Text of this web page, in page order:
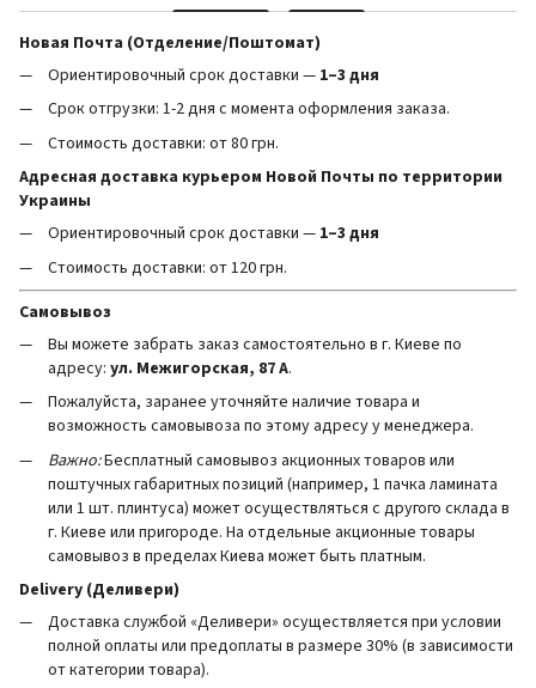
Новая Почта (Отделение/Поштомат)
Ориентировочный срок доставки — 1–3 дня
Срок отгрузки: 1-2 дня с момента оформления заказа.
Стоимость доставки: от 80 грн.
Адресная доставка курьером Новой Почты по территории
Украины
Ориентировочный срок доставки — 1–3 дня
Стоимость доставки: от 120 грн.
Самовывоз
Вы можете забрать заказ самостоятельно в г. Киеве по
адресу: ул. Межигорская, 87 А.
Пожалуйста, заранее уточняйте наличие товара и
возможность самовывоза по этому адресу у менеджера.
Важно:Бесплатный самовывоз акционных товаров или
поштучных габаритных позиций (например, 1 пачка ламината
или 1 шт. плинтуса) может осуществляться с другого склада в
г. Киеве или пригороде. На отдельные акционные товары
самовывоз в пределах Киева может быть платным.
Delivery (Деливери)
Доставка службой «Деливери» осуществляется при условии
полной оплаты или предоплаты в размере 30% (в зависимости
от категории товара).